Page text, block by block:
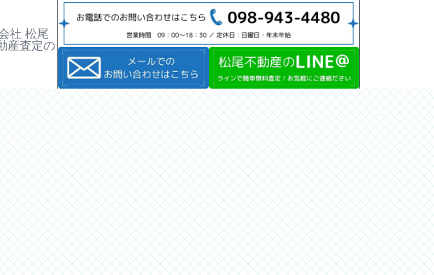
社 松尾
産査定の